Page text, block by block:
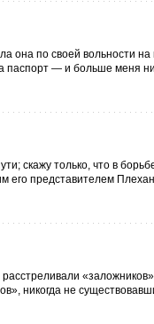
она по своей вольности
паспорт — и больше меня
скажу только, что в
его представителем
никогда не